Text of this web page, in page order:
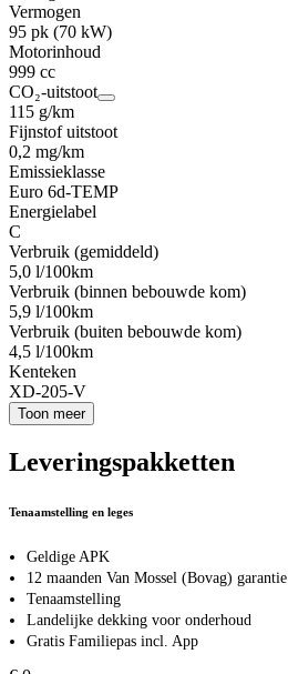
Vermogen
95 pk (70 kW)
Motorinhoud
999 cc
CO₂-uitstoot
115 g/km
Fijnstof uitstoot
0,2 mg/km
Emissieklasse
Euro 6d-TEMP
Energielabel
C
Verbruik (gemiddeld)
5,0 l/100km
Verbruik (binnen bebouwde kom)
5,9 l/100km
Verbruik (buiten bebouwde kom)
4,5 l/100km
Kenteken
XD-205-V
Toon meer
Leveringspakketten
Tenaamstelling en leges
Geldige APK
12 maanden Van Mossel (Bovag) garantie
Tenaamstelling
Landelijke dekking voor onderhoud
Gratis Familiepas incl. App